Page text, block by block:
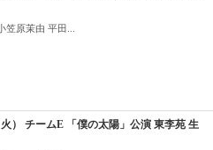
笠原茉由 平田...
火） チームE 「僕の太陽」公演 東李苑 生